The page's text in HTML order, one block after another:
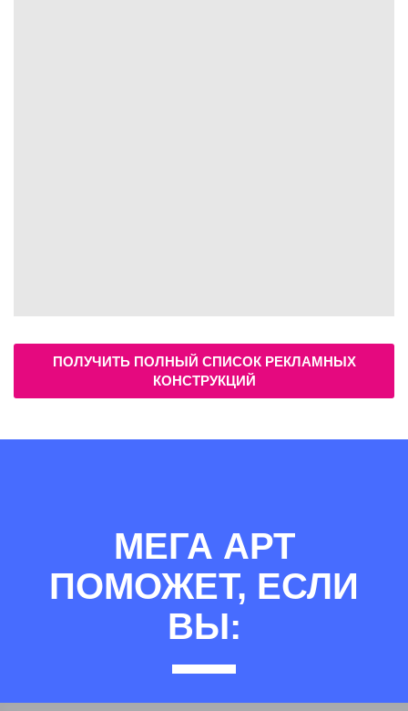
ПОЛУЧИТЬ ПОЛНЫЙ СПИСОК РЕКЛАМНЫХ
КОНСТРУКЦИЙ
МЕГА АРТ
ПОМОЖЕТ, ЕСЛИ
ВЫ: